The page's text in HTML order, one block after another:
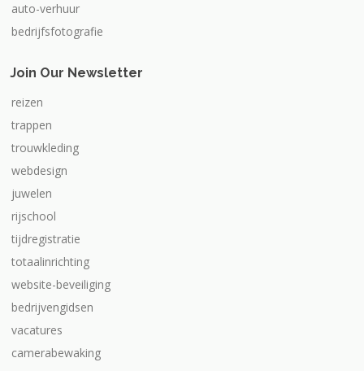
auto-verhuur
bedrijfsfotografie
Join Our Newsletter
reizen
trappen
trouwkleding
webdesign
juwelen
rijschool
tijdregistratie
totaalinrichting
website-beveiliging
bedrijvengidsen
vacatures
camerabewaking